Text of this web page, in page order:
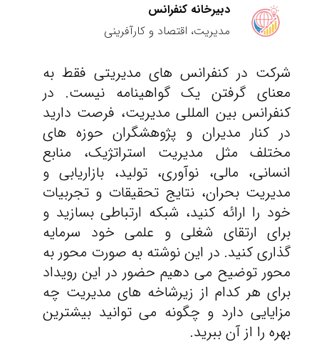
دبیرخانه کنفرانس
مدیریت، اقتصاد و کارآفرینی
شرکت در کنفرانس های مدیریتی فقط به
معنای گرفتن یک گواهینامه نیست. در
کنفرانس بین المللی مدیریت، فرصت دارید
در کنار مدیران و پژوهشگران حوزه های
مختلف مثل مدیریت استراتژیک، منابع
انسانی، مالی، نوآوری، تولید، بازاریابی و
مدیریت بحران، نتایج تحقیقات و تجربیات
خود را ارائه کنید، شبکه ارتباطی بسازید و
برای ارتقای شغلی و علمی خود سرمایه
گذاری کنید. در این نوشته به صورت محور به
محور توضیح می دهیم حضور در این رویداد
برای هر کدام از زیرشاخه های مدیریت چه
مزایایی دارد و چگونه می توانید بیشترین
بهره را از آن ببرید.